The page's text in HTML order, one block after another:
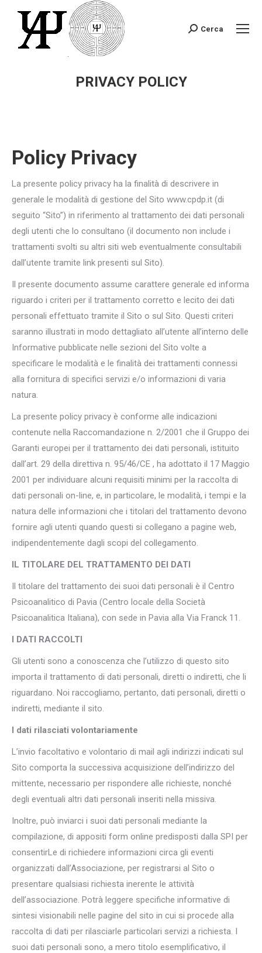
Search:
Cerca
PRIVACY POLICY
Policy Privacy
La presente policy privacy ha la finalità di descrivere in
generale le modalità di gestione del Sito www.cpdp.it (di
seguito “Sito”) in riferimento al trattamento dei dati personali
degli utenti che lo consultano (il documento non include i
trattamenti svolti su altri siti web eventualmente consultabili
dall’utente tramite link presenti sul Sito).
Il presente documento assume carattere generale ed informa
riguardo i criteri per il trattamento corretto e lecito dei dati
personali effettuato tramite il Sito o sul Sito. Questi criteri
saranno illustrati in modo dettagliato all’utente all’interno delle
Informative pubblicate nelle sezioni del Sito volte a
specificare le modalità e le finalità dei trattamenti connessi
alla fornitura di specifici servizi e/o informazioni di varia
natura.
La presente policy privacy è conforme alle indicazioni
contenute nella Raccomandazione n. 2/2001 che il Gruppo dei
Garanti europei per il trattamento dei dati personali, istituito
dall’art. 29 della direttiva n. 95/46/CE , ha adottato il 17 Maggio
2001 per individuare alcuni requisiti minimi per la raccolta di
dati personali on-line, e, in particolare, le modalità, i tempi e la
natura delle informazioni che i titolari del trattamento devono
fornire agli utenti quando questi si collegano a pagine web,
indipendentemente dagli scopi del collegamento.
IL TITOLARE DEL TRATTAMENTO DEI DATI
Il titolare del trattamento dei suoi dati personali è il Centro
Psicoanalitico di Pavia (Centro locale della Società
Psicoanalitica Italiana), con sede in Pavia alla Via Franck 11.
I DATI RACCOLTI
Gli utenti sono a conoscenza che l’utilizzo di questo sito
importa il trattamento di dati personali, diretti o indiretti, che li
riguardano. Noi raccogliamo, pertanto, dati personali, diretti o
indiretti, mediante il sito.
I dati rilasciati volontariamente
L’invio facoltativo e volontario di mail agli indirizzi indicati sul
Sito comporta la successiva acquisizione dell’indirizzo del
mittente, necessario per rispondere alle richieste, nonché
degli eventuali altri dati personali inseriti nella missiva.
Inoltre, può inviarci i suoi dati personali mediante la
compilazione, di appositi form online predisposti dalla SPI per
consentirLe di richiedere informazioni circa gli eventi
organizzati dall’Associazione, per registrarsi al Sito o
presentare qualsiasi richiesta inerente le attività
dell’associazione. Potrà leggere specifiche informative di
sintesi visionabili nelle pagine del sito in cui si procede alla
raccolta di dati per rilasciarle particolari servizi a richiesta. I
suoi dati personali sono, a mero titolo esemplificativo, il